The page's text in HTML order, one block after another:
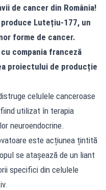
de cancer din România!
produce Lutețiu-177, un
forme de cancer.
compania franceză
proiectului de producție
celulele canceroase
utilizat în terapia
neuroendocrine.
este acțiunea țintită
se atașează de un liant
specifici din celulele